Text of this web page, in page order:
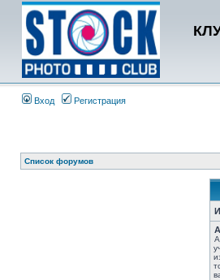
Вход Регистрация
Список форумов